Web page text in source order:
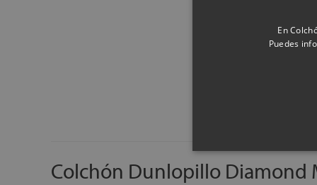
Colchón Dunlopillo Diamond
En
Puedes